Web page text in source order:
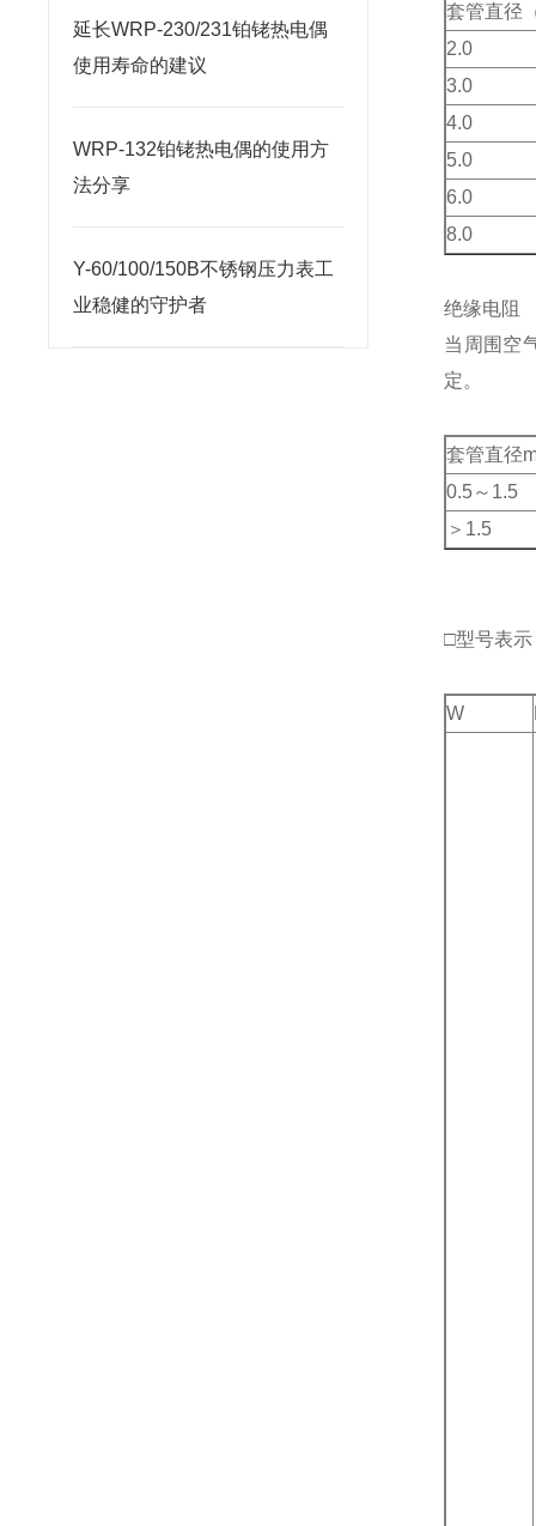
延长WRP-230/231铂铑热电偶
使用寿命的建议
WRP-132铂铑热电偶的使用方
法分享
Y-60/100/150B不锈钢压力表工
业稳健的守护者
套管直径
2.0
3.0
4.0
5.0
6.0
8.0
绝缘电阻
当周围空
定。
套管直径
0.5～1.5
＞1.5
□型号表示
W